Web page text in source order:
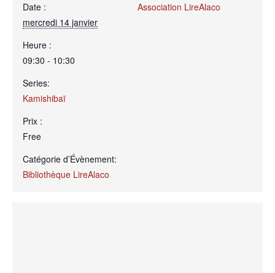
Date :
mercredi 14 janvier
Heure :
09:30 - 10:30
Series:
Kamishibaï
Prix :
Free
Catégorie d’Évènement:
Bibliothèque LireAlaco
Association LireAlaco